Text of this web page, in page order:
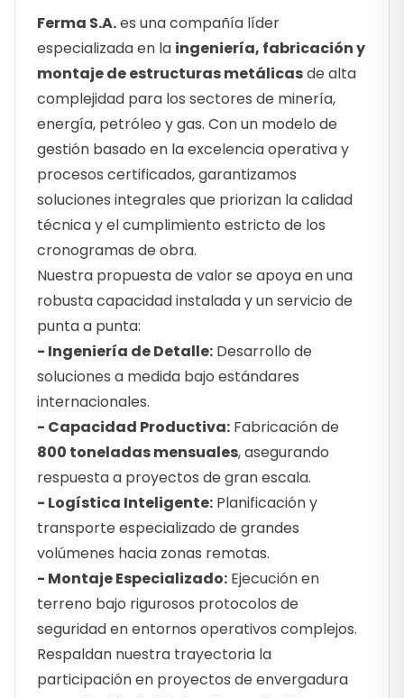
Ferma S.A.es una compañía líder
especializada en la ingeniería, fabricación y
montaje de estructuras metálicasde alta
complejidad para los sectores de minería,
energía, petróleo y gas. Con un modelo de
gestión basado en la excelencia operativa y
procesos certificados, garantizamos
soluciones integrales que priorizan la calidad
técnica y el cumplimiento estricto de los
cronogramas de obra.
Nuestra propuesta de valor se apoya en una
robusta capacidad instalada y un servicio de
punta a punta:
- Ingeniería de Detalle: Desarrollo de
soluciones a medida bajo estándares
internacionales.
- Capacidad Productiva: Fabricación de
800 toneladas mensuales, asegurando
respuesta a proyectos de gran escala.
- Logística Inteligente: Planificación y
transporte especializado de grandes
volúmenes hacia zonas remotas.
- Montaje Especializado: Ejecución en
terreno bajo rigurosos protocolos de
seguridad en entornos operativos complejos.
Respaldan nuestra trayectoria la
participación en proyectos de envergadura